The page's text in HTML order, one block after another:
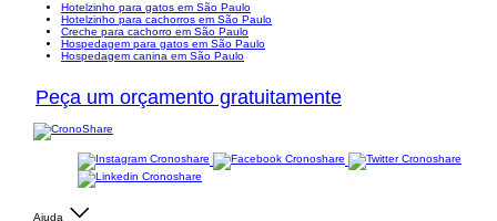
Hotelzinho para gatos em São Paulo
Hotelzinho para cachorros em São Paulo
Creche para cachorro em São Paulo
Hospedagem para gatos em São Paulo
Hospedagem canina em São Paulo
Peça um orçamento gratuitamente
Ajuda